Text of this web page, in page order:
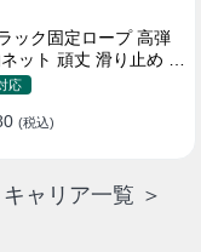
ック固定ロープ 高弾
ット 頑丈 滑り止め ス
付き ベースキャリア
応
(税込)
ャリア一覧 ＞